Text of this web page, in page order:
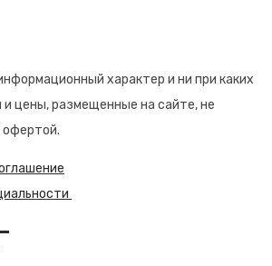
характер и ни при каких
цены, размещенные на сайте, не
офертой.